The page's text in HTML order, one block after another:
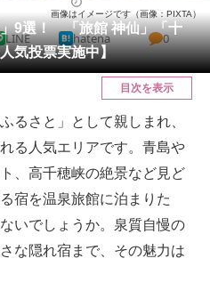
9選！ 「旅館 神仙」「十
気投票実施中】
画像はイメージです（画像：PIXTA）
LINE hatena 0
目次を表示
るさと」として親しまれ、
る人気エリアです。青島や
、高千穂峡の絶景など見ど
宿を温泉旅館に泊まりた
いでしょうか。泉質自慢の
な隠れ宿まで、その魅力は